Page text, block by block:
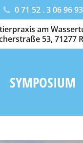
0 71 52 . 3 06 96 93
am
53, 71277
SYMPOSIUM